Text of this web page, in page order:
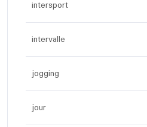
intersport
intervalle
jogging
jour